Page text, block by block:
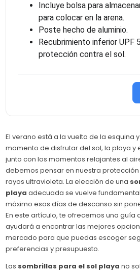
Incluye bolsa para
para colocar en la arena.
Poste hecho de aluminio.
Recubrimiento inferior UPF
protección contra el sol.
El verano está a la vuelta de la esquina
momento de disfrutar del sol, la playa y
junto con los momentos relajantes al
debemos pensar en nuestra
rayos ultravioleta. La elección de una
playa adecuada se vuelve
máximo esos días de descanso sin
En este artículo, te ofrecemos una guía
ayudará a encontrar las mejores
mercado para que puedas escoger
preferencias y presupuesto.
Las sombrillas para el sol playa no